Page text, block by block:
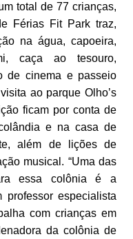
total de 77 crianças,
Férias Fit Park traz,
na água, capoeira,
caça ao tesouro,
de cinema e passeio
ao parque Olho’s
ficam por conta de
e na casa de
além de lições de
musical. “Uma das
essa colônia é a
professor especialista
com crianças em
da colônia de